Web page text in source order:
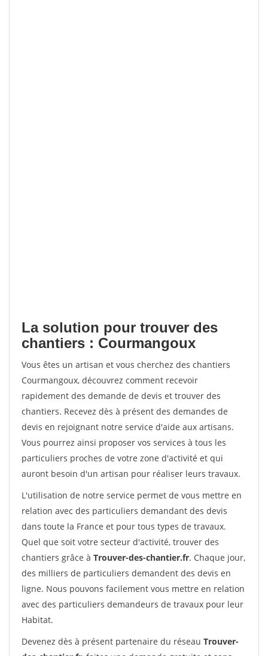
La solution pour trouver des
chantiers : Courmangoux
Vous êtes un artisan et vous cherchez des chantiers
Courmangoux, découvrez comment recevoir
rapidement des demande de devis et trouver des
chantiers. Recevez dès à présent des demandes de
devis en rejoignant notre service d'aide aux artisans.
Vous pourrez ainsi proposer vos services à tous les
particuliers proches de votre zone d'activité et qui
auront besoin d'un artisan pour réaliser leurs travaux.
L'utilisation de notre service permet de vous mettre en
relation avec des particuliers demandant des devis
dans toute la France et pour tous types de travaux.
Quel que soit votre secteur d'activité, trouver des
chantiers grâce à Trouver-des-chantier.fr. Chaque jour,
des milliers de particuliers demandent des devis en
ligne. Nous pouvons facilement vous mettre en relation
avec des particuliers demandeurs de travaux pour leur
Habitat.
Devenez dès à présent partenaire du réseau Trouver-